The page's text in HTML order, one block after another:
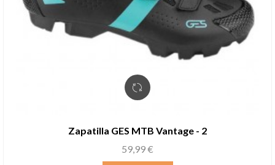
Zapatilla GES MTB Vantage - 2
Precio
59,99 €